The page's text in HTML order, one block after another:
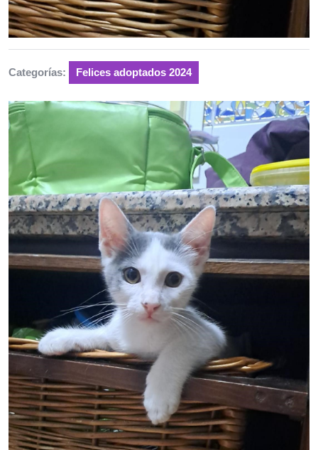
Categorías: Felices adoptados 2024